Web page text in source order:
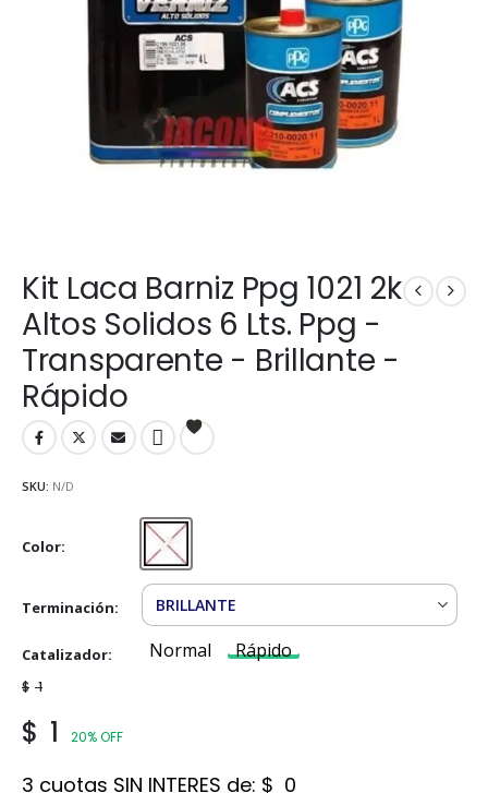
Kit Laca Barniz Ppg 1021 2k
Altos Solidos 6 Lts. Ppg -
Transparente - Brillante -
Rápido
SKU: N/D
Color Transparente
Terminación
Catalizador Normal
Normal Rápido
Rápido
$ 1
$ 1 20% OFF
3 cuotas SIN INTERES de: $ 0